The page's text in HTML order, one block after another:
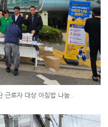
로자 대상 아침밥 나눔..